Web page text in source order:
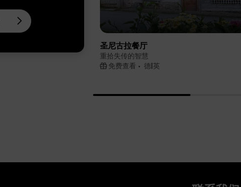
圣尼古拉餐厅
重拾失传的智慧
免费查看
德|英